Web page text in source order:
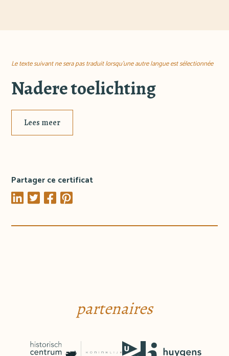
Le texte suivant ne sera pas traduit lorsqu'une autre langue est sélectionnée
Nadere toelichting
Lees meer
Partager ce certificat
partenaires